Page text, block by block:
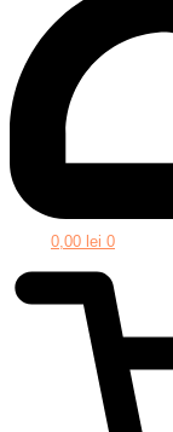
0,00 lei 0